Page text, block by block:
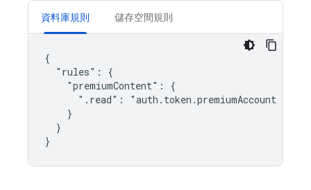
資料庫規則 儲存空間規則
{
  "rules": {
    "premiumContent": {
".read": "auth.token.premiumAccount ===
    }
  }